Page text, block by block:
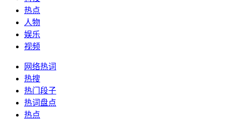
热点
人物
娱乐
视频
网络热词
热搜
热门段子
热词盘点
热点